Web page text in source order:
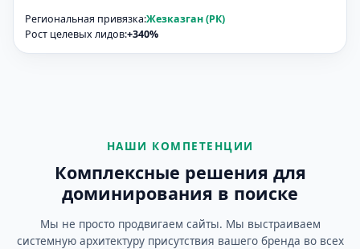
Региональная привязка:Жезказган (РК)
Рост целевых лидов:+340%
НАШИ КОМПЕТЕНЦИИ
Комплексные решения для
доминирования в поиске
Мы не просто продвигаем сайты. Мы выстраиваем
системную архитектуру присутствия вашего бренда во всех